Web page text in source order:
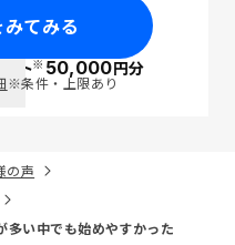
てみる
ント※50,000円分
※条件・上限あり
の声
多い中でも始めやすかった